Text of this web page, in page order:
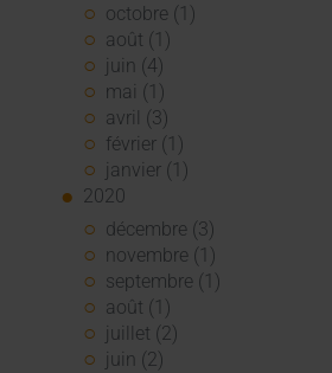
octobre (1)
août (1)
juin (4)
mai (1)
avril (3)
février (1)
janvier (1)
2020
décembre (3)
novembre (1)
septembre (1)
août (1)
juillet (2)
juin (2)